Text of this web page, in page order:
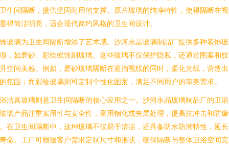
生间隔断，提供坚固耐用的支撑。原片玻璃的纯净特性，使得隔断在
得简洁明亮，适合现代简约风格的卫生间设计。
玻璃为卫生间隔断增添了艺术感。沙河永晶玻璃制品厂提供多种装饰
，如磨砂、彩绘或蚀刻玻璃。这些玻璃不仅保护隐私，还通过图案和
空间美感。例如，磨砂玻璃隔断在遮挡视线的同时，柔化光线，营造
氛围；而彩绘玻璃则可定制个性化图案，满足不同用户的审美需求。
洁具玻璃则是卫生间隔断的核心应用之一。沙河永晶玻璃制品厂的卫
璃产品注重实用性与安全性，采用钢化或夹层处理，提高抗冲击和防
在卫生间隔断中，这种玻璃不仅易于清洁，还具备防水防潮特性，延
命。工厂可根据客户需求定制尺寸和形状，确保隔断与整体卫浴空间